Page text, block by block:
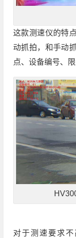
这款测速仪的特
动抓拍，和手动
点、设备编号、
对于测速要求